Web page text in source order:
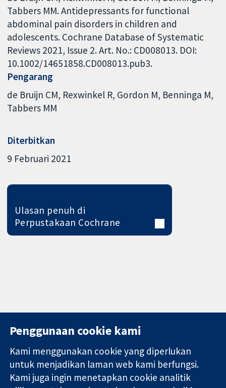
Tabbers MM. Antidepressants for functional
abdominal pain disorders in children and
adolescents. Cochrane Database of Systematic
Reviews 2021, Issue 2. Art. No.: CD008013. DOI:
10.1002/14651858.CD008013.pub3.
Pengarang
de Bruijn CM Rexwinkel R Gordon M Benninga M
Tabbers MM
Diterbitkan
9 Februari 2021
Ulasan penuh di
Perpustakaan Cochrane
Bukti yang
11-13 Cavendish
Square
London
Hubungi kita
Berita
Pejabat
Penggunaan cookie kami
Kami menggunakan cookie yang diperlukan
untuk menjadikan laman web kami berfungsi.
Kami juga ingin menetapkan cookie analitik